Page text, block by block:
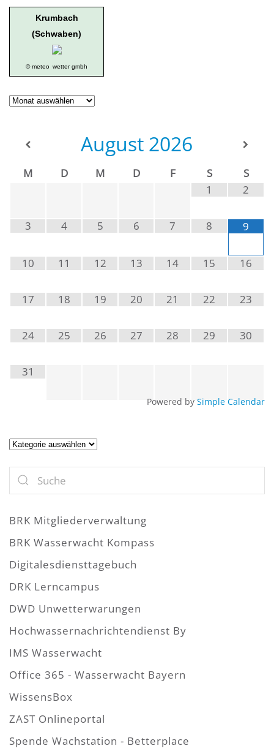
Krumbach
(Schwaben)
© meteo wetter gmbh
Geschichte
August 2026
M D M D F S
S
1
2
3 4 5 6 7 8 9
10 11 12 13 14 15 16
17 18 19 20 21 22 23
24 25 26 27 28 29 30
31
Powered by Simple Calendar
Artikel
BRK Mitgliederverwaltung
BRK Wasserwacht Kompass
Digitalesdiensttagebuch
DRK Lerncampus
DWD Unwetterwarungen
Hochwassernachrichtendienst By
IMS Wasserwacht
Office 365 - Wasserwacht Bayern
WissensBox
ZAST Onlineportal
Spende Wachstation - Betterplace